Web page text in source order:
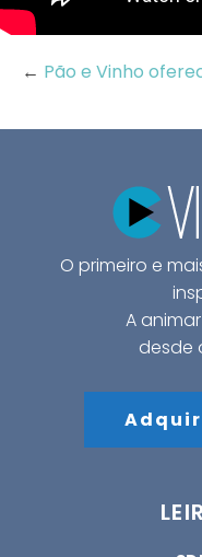
← Pão e Vinho
O primeiro e
A
desde